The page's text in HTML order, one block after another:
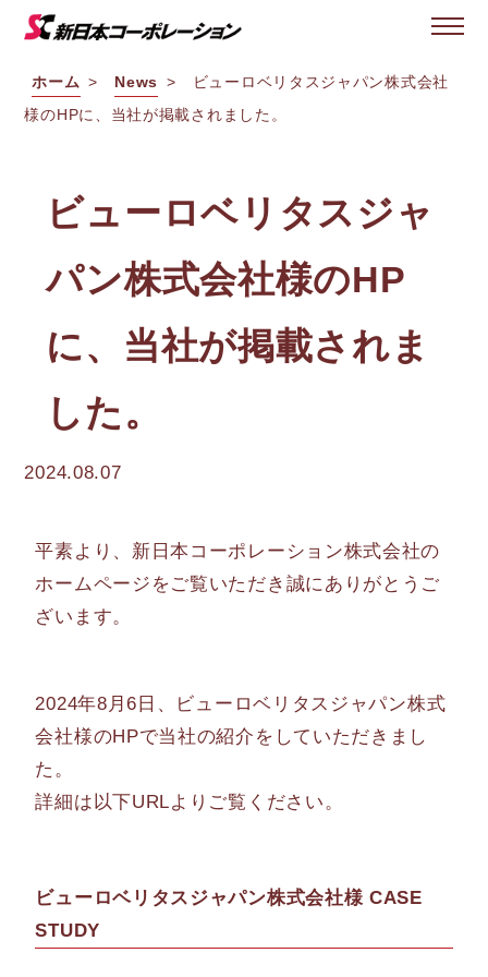
ホーム News
ビューロベリタスジャパン株式会社
様のHPに、当社が掲載されました。
ビューロベリタスジャ
パン株式会社様のHP
に、当社が掲載されま
した。
2024.08.07
平素より、新日本コーポレーション株式会社の
ホームページをご覧いただき誠にありがとうご
ざいます。
2024年8月6日、ビューロベリタスジャパン株式
会社様のHPで当社の紹介をしていただきまし
た。
詳細は以下URLよりご覧ください。
ビューロベリタスジャパン株式会社様 CASE
STUDY